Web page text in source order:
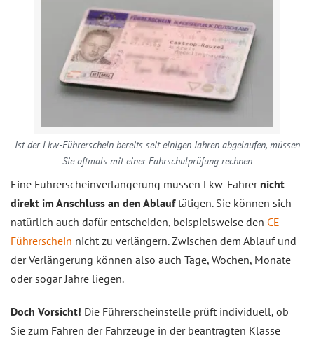
Ist der Lkw-Führerschein bereits seit einigen Jahren abgelaufen, müssen
Sie oftmals mit einer Fahrschulprüfung rechnen
Eine Führerscheinverlängerung müssen Lkw-Fahrer nicht
direkt im Anschluss an den Ablauftätigen. Sie können sich
natürlich auch dafür entscheiden, beispielsweise den CE-
Führerschein nicht zu verlängern. Zwischen dem Ablauf und
der Verlängerung können also auch Tage, Wochen, Monate
oder sogar Jahre liegen.
Doch Vorsicht! Die Führerscheinstelle prüft individuell, ob
Sie zum Fahren der Fahrzeuge in der beantragten Klasse